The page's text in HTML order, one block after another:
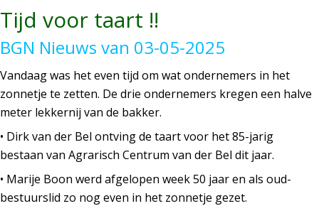
Tijd voor taart !!
BGN Nieuws van 03-05-2025
Vandaag was het even tijd om wat ondernemers in het
zonnetje te zetten. De drie ondernemers kregen een halve
meter lekkernij van de bakker.
• Dirk van der Bel ontving de taart voor het 85-jarig
bestaan van Agrarisch Centrum van der Bel dit jaar.
• Marije Boon werd afgelopen week 50 jaar en als oud-
bestuurslid zo nog even in het zonnetje gezet.